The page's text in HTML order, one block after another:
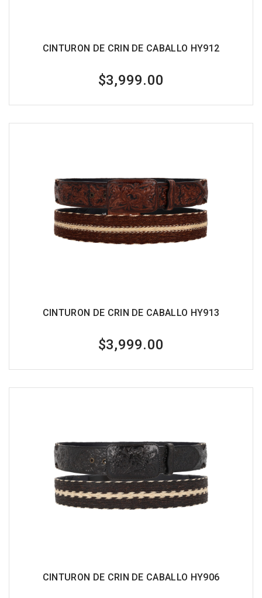
CINTURON DE CRIN DE CABALLO HY912
$3,999.00
CINTURON DE CRIN DE CABALLO HY913
$3,999.00
CINTURON DE CRIN DE CABALLO HY906